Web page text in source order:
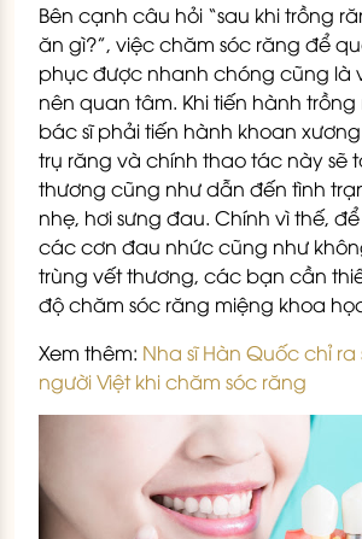
Bên cạnh câu hỏi “sau khi trồng
ăn gì?”, việc chăm sóc răng để
phục được nhanh chóng cũng là
nên quan tâm. Khi tiến hành
bác sĩ phải tiến hành khoan
trụ răng và chính thao tác này sẽ
thương cũng như dẫn đến tình
nhẹ, hơi sưng đau. Chính vì thế,
các cơn đau nhức cũng như
trùng vết thương, các bạn cần
độ chăm sóc răng miệng khoa
Xem thêm: Nha sĩ Hàn Quốc chỉ
người Việt khi chăm sóc răng